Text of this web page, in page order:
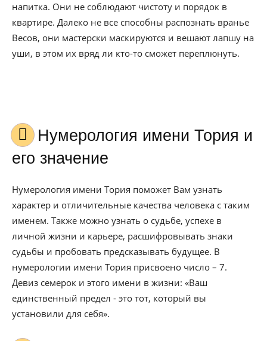
напитка. Они не соблюдают чистоту и порядок в
квартире. Далеко не все способны распознать вранье
Весов, они мастерски маскируются и вешают лапшу на
уши, в этом их вряд ли кто-то сможет переплюнуть.
Нумерология имени Тория и
его значение
Нумерология имени Тория поможет Вам узнать
характер и отличительные качества человека с таким
именем. Также можно узнать о судьбе, успехе в
личной жизни и карьере, расшифровывать знаки
судьбы и пробовать предсказывать будущее. В
нумерологии имени Тория присвоено число – 7.
Девиз семерок и этого имени в жизни: «Ваш
единственный предел - это тот, который вы
установили для себя».